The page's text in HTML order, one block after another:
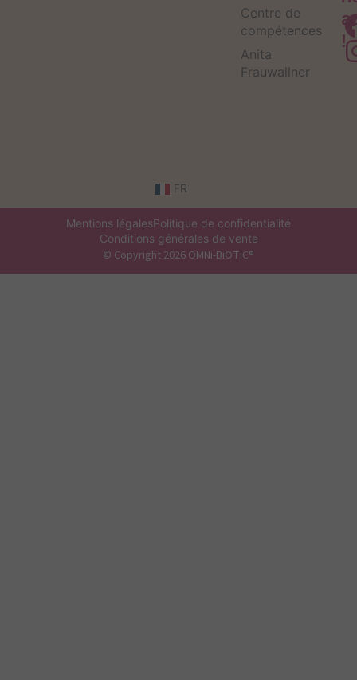
Centre de
compétences
Anita
Frauwallner
!
FR
Mentions légalesPolitique de confidentialité
Conditions générales de vente
© Copyright 2026 OMNi-BiOTiC®